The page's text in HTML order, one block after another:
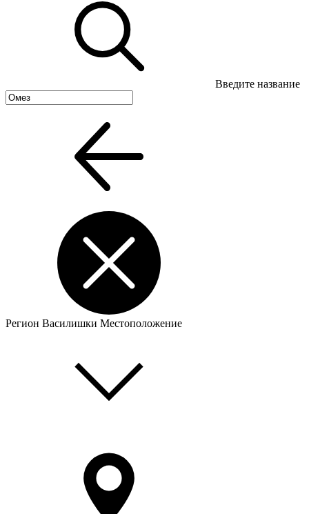
Введите название
Регион Василишки Местоположение